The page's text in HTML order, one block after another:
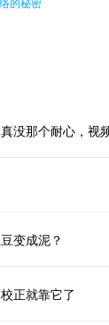
没那个耐心，视
变成泥？
正就靠它了